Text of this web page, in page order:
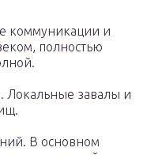
коммуникации и
полностью
Локальные завалы и
В основном